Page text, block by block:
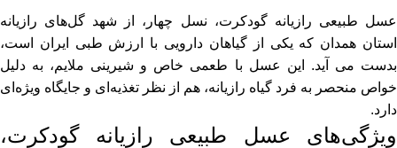
عسل طبیعی رازیانه گودکرت، نسل چهار، از شهد گل‌های رازیانه
استان همدان که یکی از گیاهان دارویی با ارزش طبی ایران است،
بدست می آید. این عسل با طعمی خاص و شیرینی ملایم، به دلیل
خواص منحصر به فرد گیاه رازیانه، هم از نظر تغذیه‌ای و جایگاه ویژه‌ای
دارد.
ویژگی‌های عسل طبیعی رازیانه گودکرت،